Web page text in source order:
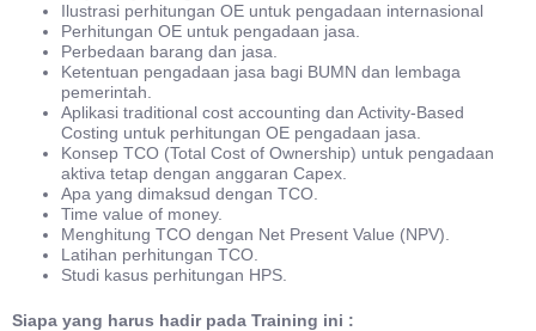
Ilustrasi perhitungan OE untuk pengadaan internasional
Perhitungan OE untuk pengadaan jasa.
Perbedaan barang dan jasa.
Ketentuan pengadaan jasa bagi BUMN dan lembaga
pemerintah.
Aplikasi traditional cost accounting dan Activity-Based
Costing untuk perhitungan OE pengadaan jasa.
Konsep TCO (Total Cost of Ownership) untuk pengadaan
aktiva tetap dengan anggaran Capex.
Apa yang dimaksud dengan TCO.
Time value of money.
Menghitung TCO dengan Net Present Value (NPV).
Latihan perhitungan TCO.
Studi kasus perhitungan HPS.
Siapa yang harus hadir pada Training ini :